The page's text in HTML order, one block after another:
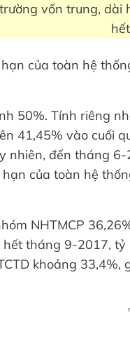
trường vốn trung, dài
của toàn hệ
50%. Tính riêng
41,45% vào cuối
nhiên, đến tháng
của toàn hệ
NHTMCP
tháng 9-2017, tỷ
khoảng 33,4%,